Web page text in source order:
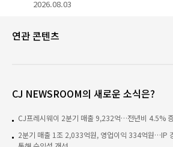
2026.08.03
연관 콘텐츠
CJ NEWSROOM의 새로운 소식은?
CJ프레시웨이 2분기 매출 9,232억…전년비 4.5%
2분기 매출 1조 2,033억원, 영업이익 334억원…IP